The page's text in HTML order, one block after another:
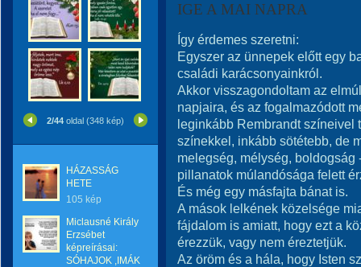
2/44 oldal (348 kép)
HÁZASSÁG
HETE
105 kép
Miclausné Király
Erzsébet
képreírásai:
SÓHAJOK ,IMÁK
IGE A MAI NAPRA
Így érdemes szeretni:
Egyszer az ünnepek előtt egy
családi karácsonyainkról.
Akkor visszagondoltam az
napjaira, és az fogalmazódott
leginkább Rembrandt színeivel
színekkel, inkább sötétebb, de
melegség, mélység, boldogság
pillanatok múlandósága felett
És még egy másfajta bánat is.
A mások lelkének közelsége
fájdalom is amiatt, hogy ezt a
érezzük, vagy nem éreztetjük.
Az öröm és a hála, hogy Isten